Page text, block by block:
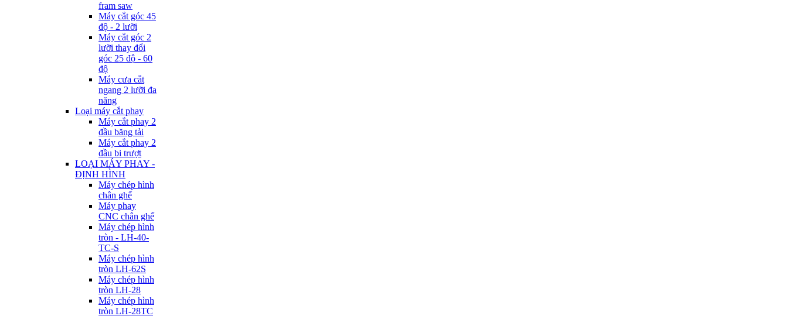
fram saw
Máy cắt góc 45
độ - 2 lưỡi
Máy cắt góc 2
lưỡi thay đổi
góc 25 độ - 60
độ
Máy cưa cắt
ngang 2 lưỡi đa
năng
Loại máy cắt phay
Máy cắt phay 2
đầu băng tải
Máy cắt phay 2
đầu bi trượt
LOẠI MÁY PHAY -
ĐỊNH HÌNH
Máy chép hình
chân ghế
Máy phay
CNC chân ghế
Máy chép hình
tròn - LH-40-
TC-S
Máy chép hình
tròn LH-62S
Máy chép hình
tròn LH-28
Máy chép hình
tròn LH-28TC